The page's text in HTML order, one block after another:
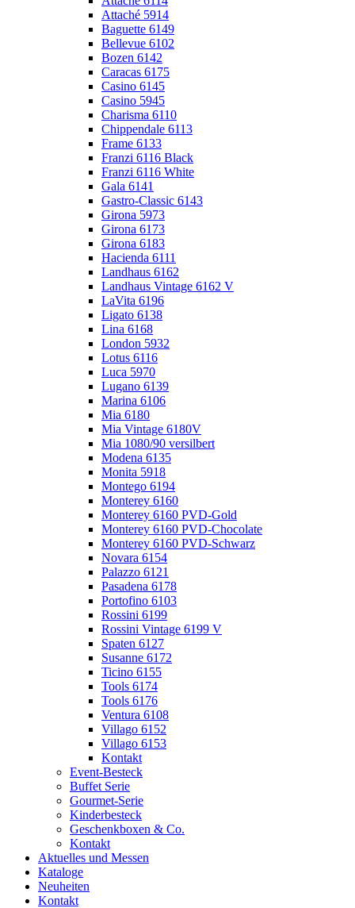
Attaché 5914
Baguette 6149
Bellevue 6102
Bozen 6142
Caracas 6175
Casino 6145
Casino 5945
Charisma 6110
Chippendale 6113
Frame 6133
Franzi 6116 Black
Franzi 6116 White
Gala 6141
Gastro-Classic 6143
Girona 5973
Girona 6173
Girona 6183
Hacienda 6111
Landhaus 6162
Landhaus Vintage 6162 V
LaVita 6196
Ligato 6138
Lina 6168
London 5932
Lotus 6116
Luca 5970
Lugano 6139
Marina 6106
Mia 6180
Mia Vintage 6180V
Mia 1080/90 versilbert
Modena 6135
Monita 5918
Montego 6194
Monterey 6160
Monterey 6160 PVD-Gold
Monterey 6160 PVD-Chocolate
Monterey 6160 PVD-Schwarz
Novara 6154
Palazzo 6121
Pasadena 6178
Portofino 6103
Rossini 6199
Rossini Vintage 6199 V
Spaten 6127
Susanne 6172
Ticino 6155
Tools 6174
Tools 6176
Ventura 6108
Villago 6152
Villago 6153
Kontakt
Event-Besteck
Buffet Serie
Gourmet-Serie
Kinderbesteck
Geschenkboxen & Co.
Kontakt
Aktuelles und Messen
Kataloge
Neuheiten
Kontakt